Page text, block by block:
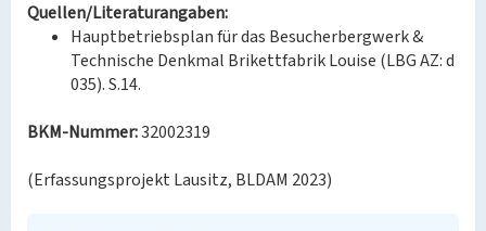
Quellen/Literaturangaben:
Hauptbetriebsplan für das Besucherbergwerk &
Technische Denkmal Brikettfabrik Louise (LBG AZ: d
035). S.14.
BKM-Nummer:32002319
(Erfassungsprojekt Lausitz, BLDAM 2023)